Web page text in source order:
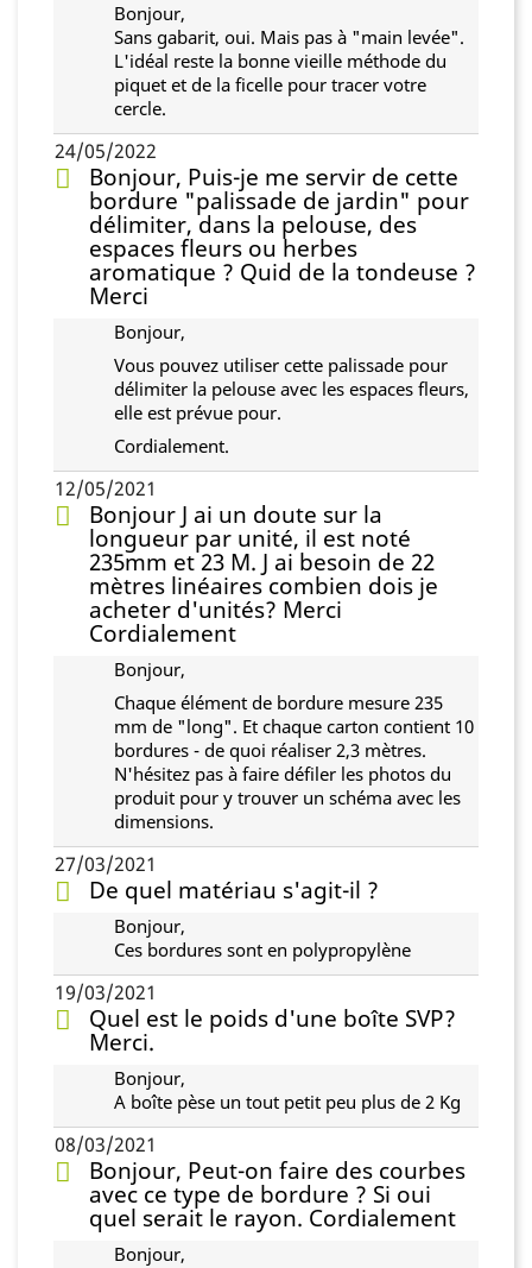
Bonjour,
Sans gabarit, oui. Mais pas à "main levée".
L'idéal reste la bonne vieille méthode du
piquet et de la ficelle pour tracer votre
cercle.
24/05/2022
Bonjour, Puis-je me servir de cette
bordure "palissade de jardin" pour
délimiter, dans la pelouse, des
espaces fleurs ou herbes
aromatique ? Quid de la tondeuse ?
Merci
Bonjour,
Vous pouvez utiliser cette palissade pour
délimiter la pelouse avec les espaces fleurs,
elle est prévue pour.
Cordialement.
12/05/2021
Bonjour J ai un doute sur la
longueur par unité, il est noté
235mm et 23 M. J ai besoin de 22
mètres linéaires combien dois je
acheter d'unités? Merci
Cordialement
Bonjour,
Chaque élément de bordure mesure 235
mm de "long". Et chaque carton contient 10
bordures - de quoi réaliser 2,3 mètres.
N'hésitez pas à faire défiler les photos du
produit pour y trouver un schéma avec les
dimensions.
27/03/2021
De quel matériau s'agit-il ?
Bonjour,
Ces bordures sont en polypropylène
19/03/2021
Quel est le poids d'une boîte SVP?
Merci.
Bonjour,
A boîte pèse un tout petit peu plus de 2 Kg
08/03/2021
Bonjour, Peut-on faire des courbes
avec ce type de bordure ? Si oui
quel serait le rayon. Cordialement
Bonjour,